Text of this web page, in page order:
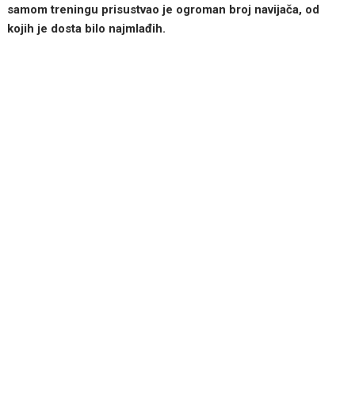
samom treningu prisustvao je ogroman broj navijača, od
kojih je dosta bilo najmlađih.